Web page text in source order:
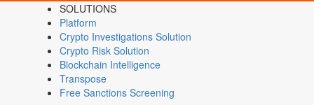
SOLUTIONS
Platform
Crypto Investigations Solution
Crypto Risk Solution
Blockchain Intelligence
Transpose
Free Sanctions Screening